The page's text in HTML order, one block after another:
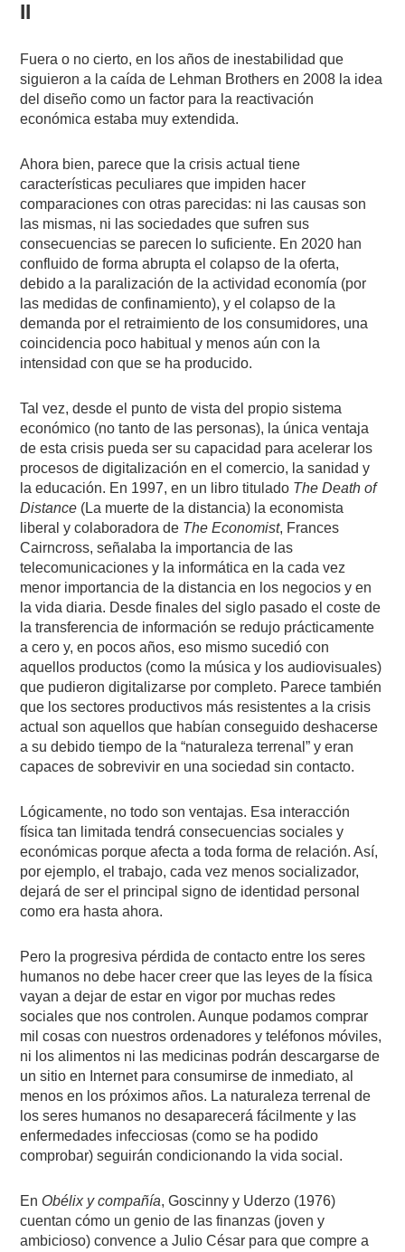
II
Fuera o no cierto, en los años de inestabilidad que
siguieron a la caída de Lehman Brothers en 2008 la idea
del diseño como un factor para la reactivación
económica estaba muy extendida.
Ahora bien, parece que la crisis actual tiene
características peculiares que impiden hacer
comparaciones con otras parecidas: ni las causas son
las mismas, ni las sociedades que sufren sus
consecuencias se parecen lo suficiente. En 2020 han
confluido de forma abrupta el colapso de la oferta,
debido a la paralización de la actividad economía (por
las medidas de confinamiento), y el colapso de la
demanda por el retraimiento de los consumidores, una
coincidencia poco habitual y menos aún con la
intensidad con que se ha producido.
Tal vez, desde el punto de vista del propio sistema
económico (no tanto de las personas), la única ventaja
de esta crisis pueda ser su capacidad para acelerar los
procesos de digitalización en el comercio, la sanidad y
la educación. En 1997, en un libro titulado The Death of
Distance (La muerte de la distancia) la economista
liberal y colaboradora de The Economist, Frances
Cairncross, señalaba la importancia de las
telecomunicaciones y la informática en la cada vez
menor importancia de la distancia en los negocios y en
la vida diaria. Desde finales del siglo pasado el coste de
la transferencia de información se redujo prácticamente
a cero y, en pocos años, eso mismo sucedió con
aquellos productos (como la música y los audiovisuales)
que pudieron digitalizarse por completo. Parece también
que los sectores productivos más resistentes a la crisis
actual son aquellos que habían conseguido deshacerse
a su debido tiempo de la “naturaleza terrenal” y eran
capaces de sobrevivir en una sociedad sin contacto.
Lógicamente, no todo son ventajas. Esa interacción
física tan limitada tendrá consecuencias sociales y
económicas porque afecta a toda forma de relación. Así,
por ejemplo, el trabajo, cada vez menos socializador,
dejará de ser el principal signo de identidad personal
como era hasta ahora.
Pero la progresiva pérdida de contacto entre los seres
humanos no debe hacer creer que las leyes de la física
vayan a dejar de estar en vigor por muchas redes
sociales que nos controlen. Aunque podamos comprar
mil cosas con nuestros ordenadores y teléfonos móviles,
ni los alimentos ni las medicinas podrán descargarse de
un sitio en Internet para consumirse de inmediato, al
menos en los próximos años. La naturaleza terrenal de
los seres humanos no desaparecerá fácilmente y las
enfermedades infecciosas (como se ha podido
comprobar) seguirán condicionando la vida social.
En Obélix y compañía, Goscinny y Uderzo (1976)
cuentan cómo un genio de las finanzas (joven y
ambicioso) convence a Julio César para que compre a